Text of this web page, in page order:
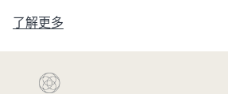
了解更多